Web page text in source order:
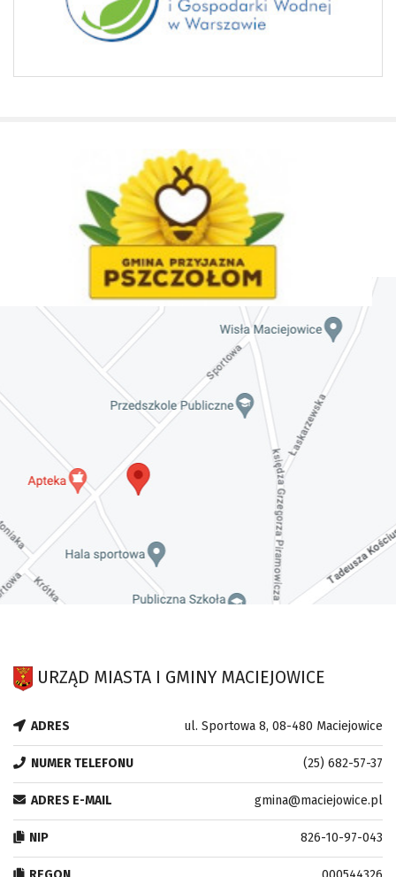
URZĄD MIASTA I GMINY MACIEJOWICE
ADRES ul. Sportowa 8, 08-480 Maciejowice
NUMER TELEFONU (25) 682-57-37
ADRES E-MAIL gmina@maciejowice.pl
NIP 826-10-97-043